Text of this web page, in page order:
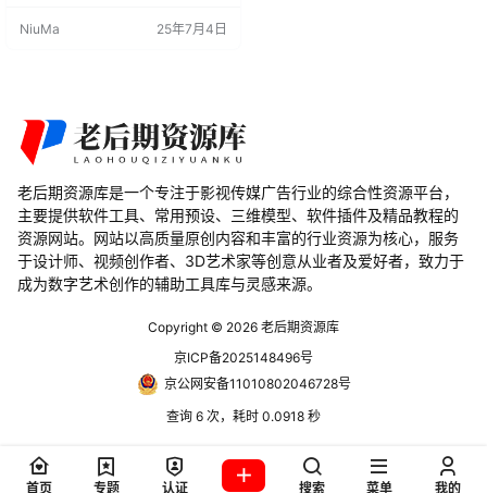
灵活、高效的图像转换解决方案。
置： 提供自动UV投影设置…
NiuMa 25年7月4日
老后期资源库是一个专注于影视传媒广告行业的综合性资源平台，
主要提供软件工具、常用预设、三维模型、软件插件及精品教程的
资源网站。网站以高质量原创内容和丰富的行业资源为核心，服务
于设计师、视频创作者、3D艺术家等创意从业者及爱好者，致力于
成为数字艺术创作的辅助工具库与灵感来源。
Copyright © 2026 老后期资源库
京ICP备2025148496号
京公网安备11010802046728号
查询 6 次，耗时 0.0918 秒
首页 专题 认证 搜索 菜单 我的